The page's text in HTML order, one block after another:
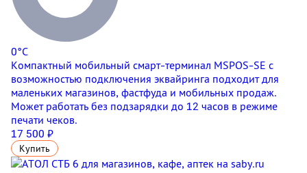
0°C
Компактный мобильный смарт-терминал MSPOS-SE с
возможностью подключения эквайринга подходит для
маленьких магазинов, фастфуда и мобильных продаж.
Может работать без подзарядки до 12 часов в режиме
печати чеков.
17 500 ₽
Купить